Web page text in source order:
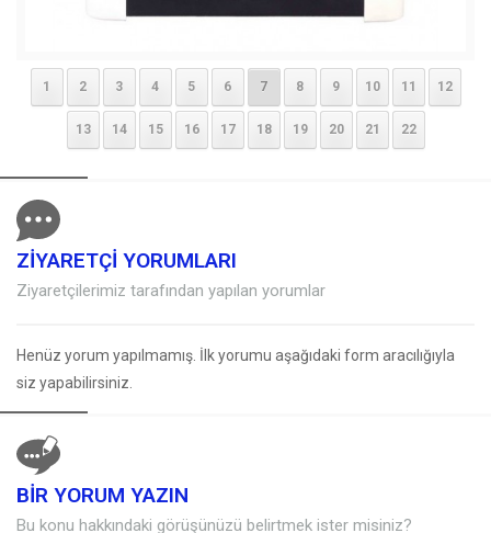
1 2 3 4 5 6 7 8 9 10 11 12
13 14 15 16 17 18 19 20 21 22
ZİYARETÇİ YORUMLARI
Ziyaretçilerimiz tarafından yapılan yorumlar
Henüz yorum yapılmamış. İlk yorumu aşağıdaki form aracılığıyla
siz yapabilirsiniz.
BİR YORUM YAZIN
Bu konu hakkındaki görüşünüzü belirtmek ister misiniz?
Müşteri Temsilcisi